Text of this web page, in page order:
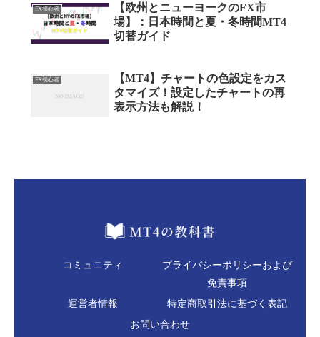
FX初心者
【欧州とニューヨークのFX市
場】：日本時間と夏・冬時間MT4
切替ガイド
FX初心者
【MT4】チャートの色設定をカス
タマイズ！設定したチャートの再
表示方法も解説！
コミュニティ
プライバシーポリシーおよび
免責事項
運営者情報
特定商取引法に基づく表記
お問い合わせ